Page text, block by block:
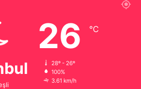
26 ℃
28º - 26º
100%
3.61 km/h